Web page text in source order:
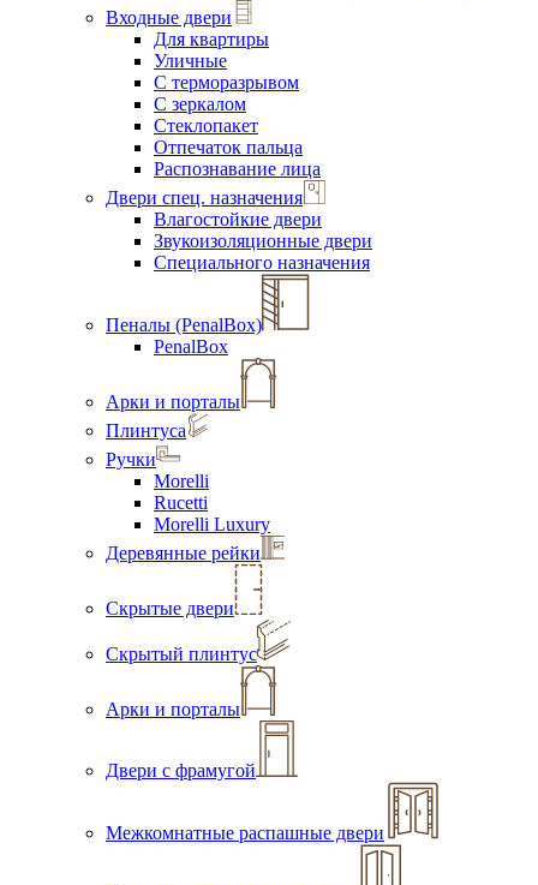
Входные двери
Для квартиры
Уличные
С терморазрывом
С зеркалом
Стеклопакет
Отпечаток пальца
Распознавание лица
Двери спец. назначения
Влагостойкие двери
Звукоизоляционные двери
Специального назначения
Пеналы (PenalBox)
PenalBox
Арки и порталы
Плинтуса
Ручки
Morelli
Rucetti
Morelli Luxury
Деревянные рейки
Скрытые двери
Скрытый плинтус
Арки и порталы
Двери с фрамугой
Межкомнатные распашные двери